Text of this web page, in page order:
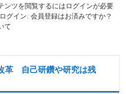
ンツを閲覧するにはログインが必要
グイン. 会員登録はお済みですか？
て
革 自己研鑽や研究は残